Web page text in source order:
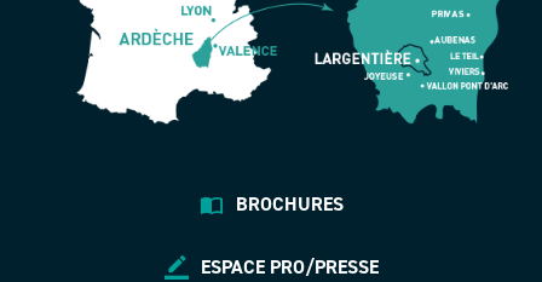
BROCHURES
ESPACE PRO/PRESSE